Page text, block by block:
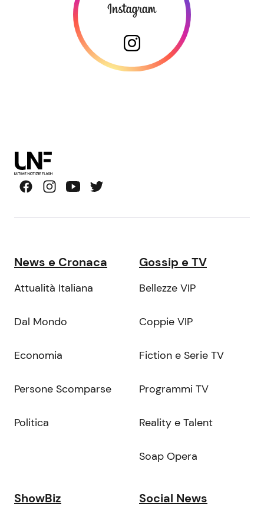
News e Cronaca
Attualità Italiana
Dal Mondo
Economia
Persone Scomparse
Politica
Gossip e TV
Bellezze VIP
Coppie VIP
Fiction e Serie TV
Programmi TV
Reality e Talent
Soap Opera
ShowBiz Social News